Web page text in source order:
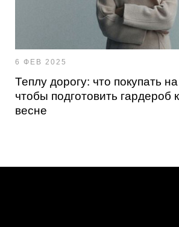
6 ФЕВ 2025
Теплу дорогу: что покупать
чтобы подготовить гардероб
весне